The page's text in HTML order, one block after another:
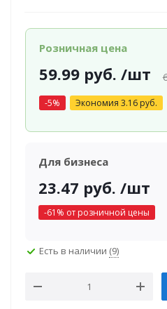
Розничная цена
59.99руб. /шт
-5% Экономия 3.16руб.
Для бизнеса
23.47 руб. /шт
-61 % от розничной цены
Есть в наличии (9)